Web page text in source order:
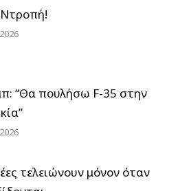
Ντροπή!
“Θα πουλήσω F-35 στην
τελειώνουν μόνον όταν